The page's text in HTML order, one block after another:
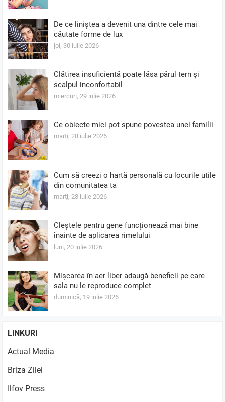
De ce liniștea a devenit una dintre cele mai
căutate forme de lux
joi, 30 iulie 2026
Clătirea insuficientă poate lăsa părul tern și
scalpul inconfortabil
miercuri, 29 iulie 2026
Ce obiecte mici pot spune povestea unei familii
marți, 28 iulie 2026
Cum să creezi o hartă personală cu locurile utile
din comunitatea ta
marți, 28 iulie 2026
Cleștele pentru gene funcționează mai bine
înainte de aplicarea rimelului
luni, 20 iulie 2026
Mișcarea în aer liber adaugă beneficii pe care
sala nu le reproduce complet
duminică, 19 iulie 2026
LINKURI
Actual Media
Briza Zilei
Ilfov Press